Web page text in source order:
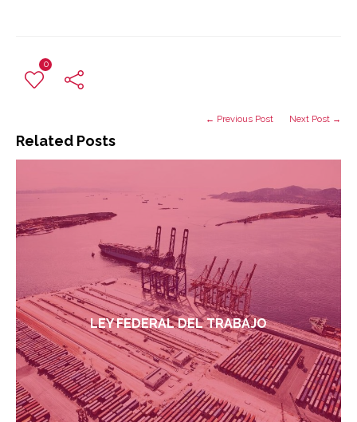
0
Related Posts
← Previous Post Next Post →
LEY FEDERAL DEL TRABAJO